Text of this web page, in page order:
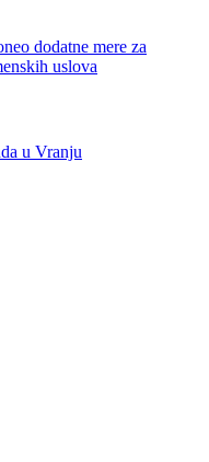
dodatne mere za
uslova
u Vranju